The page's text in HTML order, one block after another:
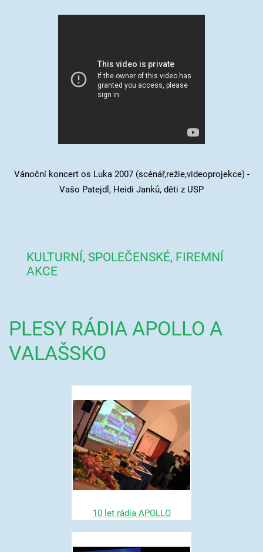
Vánoční koncert os Luka 2007 (scénář,režie,videoprojekce) -
Vašo Patejdl, Heidi Janků, děti z USP
KULTURNÍ, SPOLEČENSKÉ, FIREMNÍ
AKCE
PLESY RÁDIA APOLLO A
VALAŠSKO
10 let rádia APOLLO